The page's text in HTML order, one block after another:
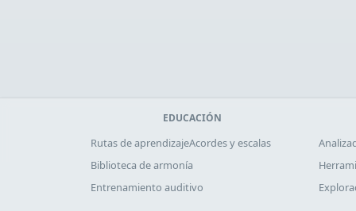
EDUCACIÓN
Rutas de aprendizajeAcordes y escalas
Biblioteca de armonía
Entrenamiento auditivo